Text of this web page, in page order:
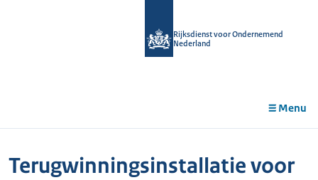
Rijksdienst voor Ondernemend
Nederland
Menu
Terugwinningsinstallatie voor